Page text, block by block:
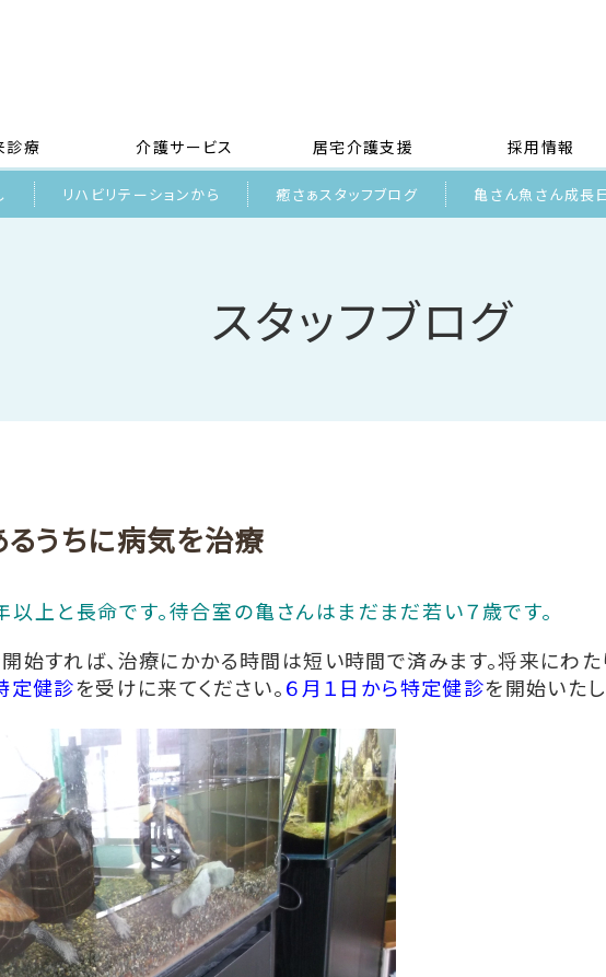
診療 介護サービス 居宅介護支援 採用情報
リハビリテーションから 癒さぁスタッフブログ 亀さん魚さん成長
スタッフブログ
るうちに病気を治療
上と長命です。待合室の亀さんはまだまだ若い７歳です。
始すれば、治療にかかる時間は短い時間で済みます。将来にわた
定健診を受けに来てください。６月１日から特定健診を開始いたし